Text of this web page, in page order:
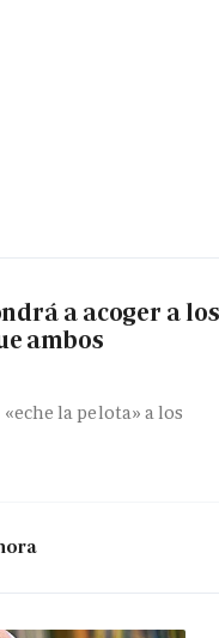
a acoger a los
ambos
la pelota» a los